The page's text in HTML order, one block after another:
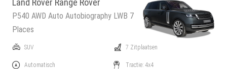
Land Rover Range Rover
P540 AWD Auto Autobiography LWB 7
Places
SUV
Automatisch
7 Zitplaatsen
Tractie: 4x4